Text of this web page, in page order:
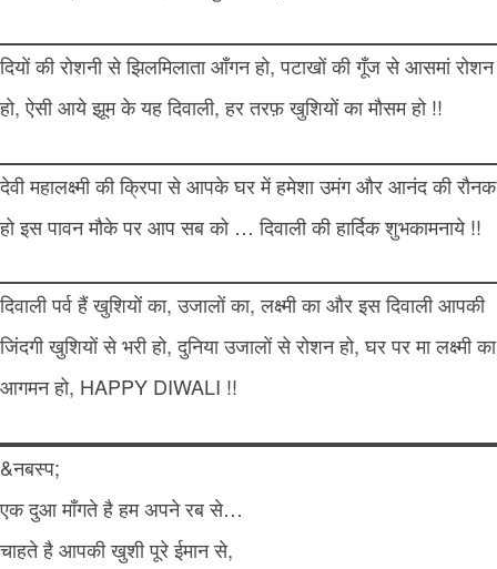
दियों की रोशनी से झिलमिलाता आँगन हो, पटाखों की गूँज से आसमां रोशन
हो, ऐसी आये झूम के यह दिवाली, हर तरफ़ खुशियों का मौसम हो !!
देवी महालक्ष्मी की क्रिपा से आपके घर में हमेशा उमंग और आनंद की रौनक
हो इस पावन मौके पर आप सब को … दिवाली की हार्दिक शुभकामनाये !!
दिवाली पर्व हैं खुशियों का, उजालों का, लक्ष्मी का और इस दिवाली आपकी
जिंदगी खुशियों से भरी हो, दुनिया उजालों से रोशन हो, घर पर मा लक्ष्मी का
आगमन हो, HAPPY DIWALI !!
&नबस्प;
एक दुआ माँगते है हम अपने रब से…
चाहते है आपकी खुशी पूरे ईमान से,